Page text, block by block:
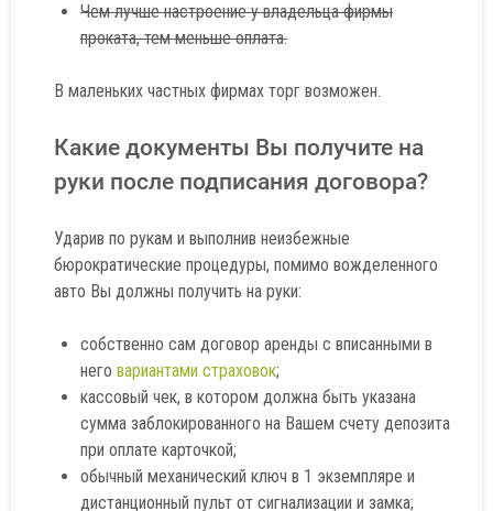
Чем лучше настроение у владельца фирмы
проката, тем меньше оплата.
В маленьких частных фирмах торг возможен.
Какие документы Вы получите на
руки после подписания договора?
Ударив по рукам и выполнив неизбежные
бюрократические процедуры, помимо вожделенного
авто Вы должны получить на руки:
собственно сам договор аренды с вписанными в
него вариантами страховок;
кассовый чек, в котором должна быть указана
сумма заблокированного на Вашем счету депозита
при оплате карточкой;
обычный механический ключ в 1 экземпляре и
дистанционный пульт от сигнализации и замка;